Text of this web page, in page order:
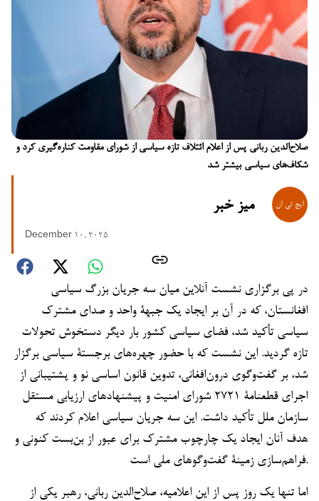
صلاح‌الدین ربانی پس از اعلام ائتلاف تازه سیاسی از شورای مقاومت کناره‌گیری کرد و
شکاف‌های سیاسی بیشتر شد
میز خبر
December 10, 2025
در پی برگزاری نشست آنلاین میان سه جریان بزرگ سیاسی
افغانستان، که در آن بر ایجاد یک جبهۀ واحد و صدای مشترک
سیاسی تأکید شد، فضای سیاسی کشور بار دیگر دستخوش تحولات
تازه گردید. این نشست که با حضور چهره‌های برجستۀ سیاسی برگزار
شد، بر گفت‌وگوی درون‌افغانی، تدوین قانون اساسی نو و پشتیبانی از
اجرای قطعنامۀ ۲۷۲۱ شورای امنیت و پیشنهادهای ارزیابی مستقل
سازمان ملل تأکید داشت. این سه جریان سیاسی اعلام کردند که
هدف آنان ایجاد یک چارچوب مشترک برای عبور از بن‌بست کنونی و
فراهم‌سازی زمینۀ گفت‌وگوهای ملی است.
اما تنها یک روز پس از این اعلامیه، صلاح‌الدین ربانی، رهبر یکی از